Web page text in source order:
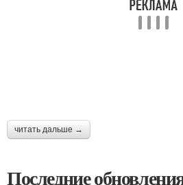
читать дальше →
Последние